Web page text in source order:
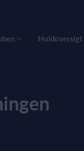
Holdoversigt